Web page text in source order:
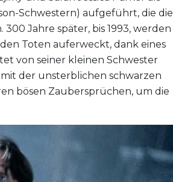
Schwestern) aufgeführt, die die
Jahre später, bis 1993, werden
Toten auferweckt, dank eines
von seiner kleinen Schwester
der unsterblichen schwarzen
bösen Zaubersprüchen, um die